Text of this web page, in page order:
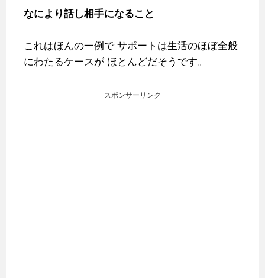
なにより話し相手になること
これはほんの一例でサポートは生活のほぼ全般
にわたるケースが ほとんどだそうです。
スポンサーリンク